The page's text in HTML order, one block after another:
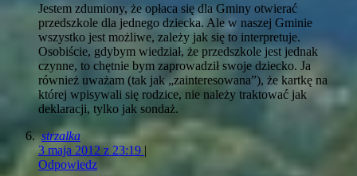
Jestem zdumiony, że opłaca się dla Gminy otwierać
przedszkole dla jednego dziecka. Ale w naszej Gminie
wszystko jest możliwe, zależy jak się to interpretuje.
Osobiście, gdybym wiedział, że przedszkole jest jednak
czynne, to chętnie bym zaprowadził swoje dziecko. Ja
również uważam (tak jak „zainteresowana”), że kartkę na
której wpisywali się rodzice, nie należy traktować jak
deklaracji, tylko jak sondaż.
strzalka
3 maja 2012 z 23:19 |
Odpowiedz